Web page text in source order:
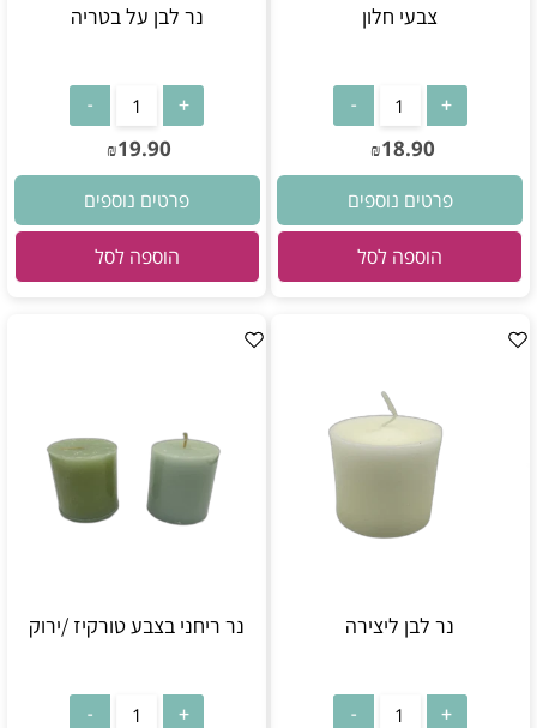
צבעי חלון
₪18.90
פרטים נוספים
הוספה לסל
נר לבן על בטריה
₪19.90
פרטים נוספים
הוספה לסל
נר לבן ליצירה נר ריחני בצבע טורקיז /ירוק